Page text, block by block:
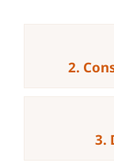
2.
3.